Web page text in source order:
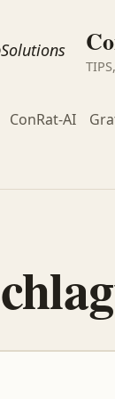
ConRat-AI